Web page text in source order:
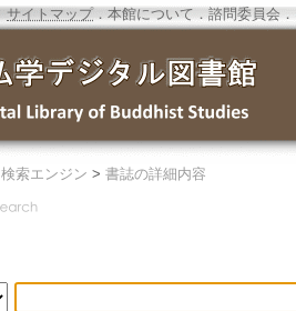
サイトマップ．本館について ． 諮問委員会 ．
検索エンジン > 書誌の詳細内容